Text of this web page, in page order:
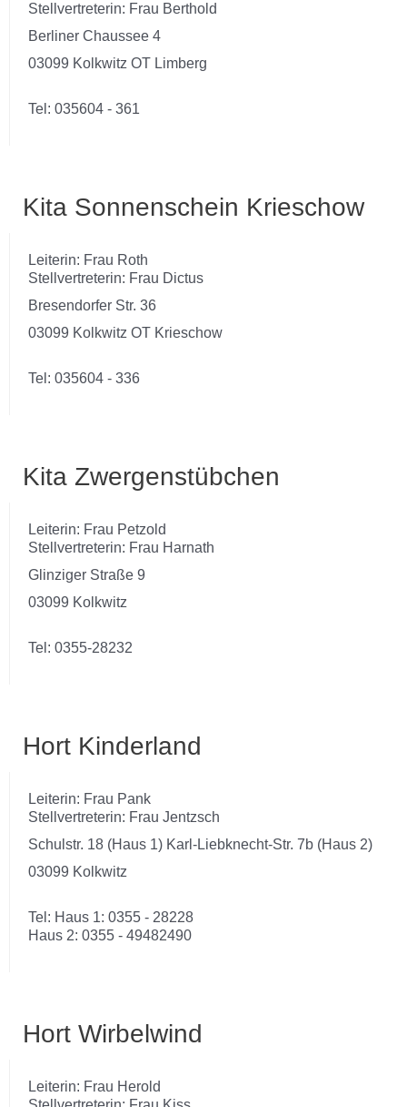
Stellvertreterin: Frau Berthold
Berliner Chaussee 4
03099 Kolkwitz OT Limberg
Tel: 035604 - 361
Kita Sonnenschein Krieschow
Leiterin: Frau Roth
Stellvertreterin: Frau Dictus
Bresendorfer Str. 36
03099 Kolkwitz OT Krieschow
Tel: 035604 - 336
Kita Zwergenstübchen
Leiterin: Frau Petzold
Stellvertreterin: Frau Harnath
Glinziger Straße 9
03099 Kolkwitz
Tel: 0355-28232
Hort Kinderland
Leiterin: Frau Pank
Stellvertreterin: Frau Jentzsch
Schulstr. 18 (Haus 1) Karl-Liebknecht-Str. 7b (Haus 2)
03099 Kolkwitz
Tel: Haus 1: 0355 - 28228
Haus 2: 0355 - 49482490
Hort Wirbelwind
Leiterin: Frau Herold